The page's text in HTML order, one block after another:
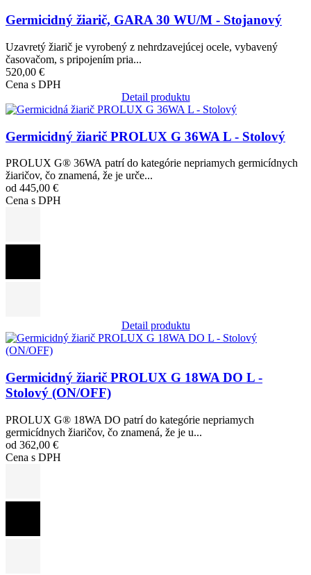
Germicidný žiarič, GARA 30 WU/M - Stojanový
Uzavretý žiarič je vyrobený z nehrdzavejúcej ocele, vybavený
časovačom, s pripojením pria...
520,00 €
Cena s DPH
Detail produktu
Obrázok
Germicidný žiarič PROLUX G 36WA L - Stolový
PROLUX G® 36WA patrí do kategórie nepriamych germicídnych
žiaričov, čo znamená, že je urče...
od 445,00 €
Cena s DPH
Detail produktu
Obrázok
Germicidný žiarič PROLUX G 18WA DO L -
Stolový (ON/OFF)
PROLUX G® 18WA DO patrí do kategórie nepriamych
germicídnych žiaričov, čo znamená, že je u...
od 362,00 €
Cena s DPH